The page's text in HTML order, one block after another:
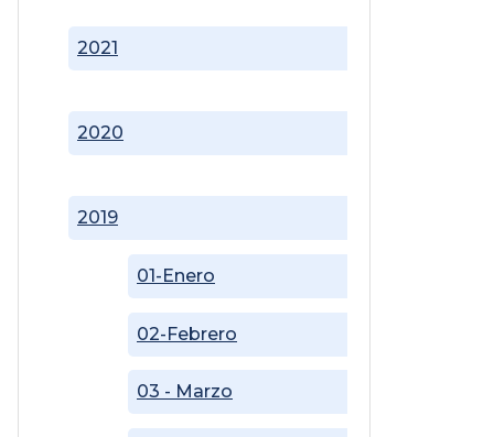
2019
01-Enero
02-Febrero
03 - Marzo
2020
2021